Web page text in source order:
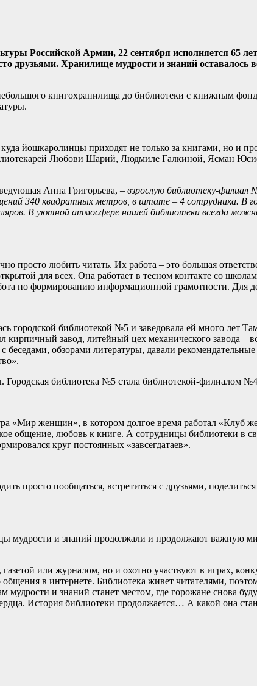
Российской Армии, 22 сентября исполняется 65
друзьями. Хранилище мудрости и знаний
книгохранилища до библиотеки с книжным
йошкаролинцы приходят не только за книгами, но и
Любови Шарий, Людмиле Галкиной, Ясман
Анна Григорьева, – взрослую библиотеку-филиал
340 квадратных метров, в штате – 4 сотрудника. В
В уютной атмосфере нашей библиотеки всегда
просто любить читать. Их рабо­та – это большая
для всех. Она работает в тесном контакте со
по формированию информационной грамотности. Для
городской библиотекой №5 и заведовала ей много лет
кирпичный завод, литейный цех механического завода –
обзорами литературы, давали
Городская библиотека №5 стала библиотекой-филиалом
«Мир женщин», в котором долгое время работал
общение, любовь к книге. А сотрудницы библиотеки в
круг постоянных «завсегдатаев».
просто пообщаться, встретиться с друзьями,
мудрости и знаний продолжали и продолжают важную
или журналом, но и охотно участвуют в играх,
в интернете. Библиотека живет читателями,
и знаний станет местом, где горожане снова
История библиотеки продолжается… А какой она